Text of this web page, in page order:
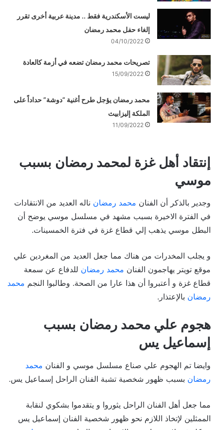
ليست الأسكندرية فقط .. مدينة عربية أخرى تقرر
إلغاء حفل محمد رمضان
04/10/2022
تصريحات محمد رمضان تضعه في أزمة كالعادة
15/09/2022
محمد رمضان يؤجل طرح أغنية “دوشة” حداداً على
الملكة إليزابيث
11/09/2022
إنتقاد أهل غزة لمحمد رمضان بسبب
موسي
وجدير بالذكر أن الفنان محمد رمضان ناله العديد من الانتقادات
في الفترة الاخيرة بسبب مشهد في مسلسل موسي يوضح أن
البطل موسي يذهب إلي قطاع غزة في فترة الخمسينات.
و يجلب المخدرات من هناك مما جعل العديد من المغردين علي
موقع تويتر يهاجمون الفنان محمد رمضان للدفاع عن سمعة
قطاع غزة و أعتبروا أن هذا عارا من الصحة. وطالبوا النجم محمد
رمضان بالإعتذار.
هجوم علي محمد رمضان بسبب
إسماعيل يس
وايضا تم الهجوم علي صناع مسلسل موسي و الفنان محمد
رمضان بسبب ظهور شخصية تشبة الفنان الراحل إسماعيل يس.
مما جعل أهل الفنان الراحل يثوروا و يتقدموا بشكوي لنقابة
الممثلين لإتخاذ اللازم نحو ظهور شخصية الفنان إسماعيل يس